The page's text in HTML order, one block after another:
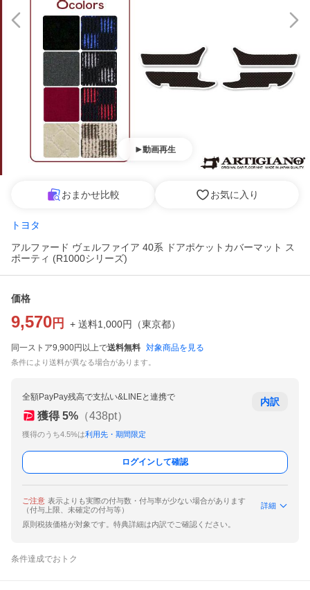
動画再生
おまかせ比較 お気に入り
トヨタ
アルファード ヴェルファイア 40系 ドアポケットカバーマット ス
ポーティ (R1000シリーズ)
価格
9,570 円 + 送料1,000円 （東京都）
同一ストア9,900円以上で送料無料 対象商品を見る
条件により送料が異なる場合があります。
全額PayPay残高で支払い&LINEと連携で
獲得 5% （438pt）
獲得のうち4.5%は利用先・期間限定
内訳
ログインして確認
ご注意 表示よりも実際の付与数・付与率が少ない場合があります
（付与上限、未確定の付与等）
詳細
原則税抜価格が対象です。特典詳細は内訳でご確認ください。
条件達成でおトク